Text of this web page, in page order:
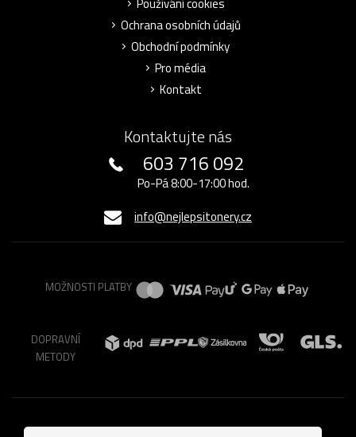
Ochrana osobních údajů
Obchodní podmínky
Pro média
Kontakt
Kontaktujte nás
603 716 092
Po-Pá 8:00-17:00 hod.
info@nejlepsitonery.cz
MOŽNOSTI PLATBY
DOPRAVNÍ
METODY